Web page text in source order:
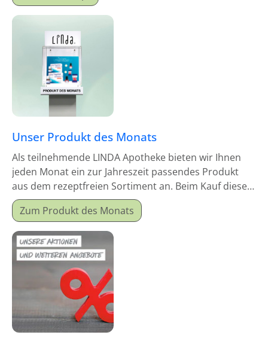
Unser Produkt des Monats
Als teilnehmende LINDA Apotheke bieten wir Ihnen
jeden Monat ein zur Jahreszeit passendes Produkt
aus dem rezeptfreien Sortiment an. Beim Kauf dieses
Monatsproduktes erhalten Sie einen Mitgabeartikel
gratis dazu.
Zum Produkt des Monats